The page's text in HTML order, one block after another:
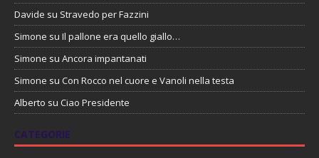
Davide su Stravedo per Fazzini
Simone su Il pallone era quello giallo…
Simone su Ancora impantanati
Simone su Con Rocco nel cuore e Vanoli nella testa
Alberto su Ciao Presidente
CATEGORIE